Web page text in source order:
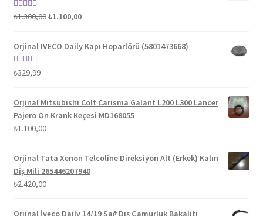
5 üzerinden
₺1.300,00Orijinal
₺1.300,00.
₺1.100,00Şu
fiyat:
₺1.100,00.
Orjinal IVECO Daily Kapı Hoparlörü (5801473668)
5 üzerinden
₺329,99
Orjinal Mitsubishi Colt Carisma Galant L200 L300 Lancer
Pajero Ön Krank Keçesi MD168055
₺1.100,00
Orjinal Tata Xenon Telcoline Direksiyon Alt (Erkek) Kalın
Diş Mili 265446207940
₺2.420,00
Orjinal İveco Daily 14/19 Sağ Dış Çamurluk Bakaliti